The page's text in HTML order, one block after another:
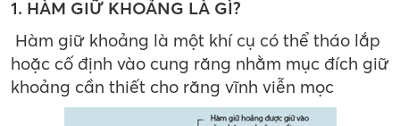
1. HÀM GIỮ KHOẢNG LÀ GÌ?
Hàm giữ khoảng là một khí cụ có thể tháo lắp
hoặc cố định vào cung răng nhằm mục đích giữ
khoảng cần thiết cho răng vĩnh viễn mọc